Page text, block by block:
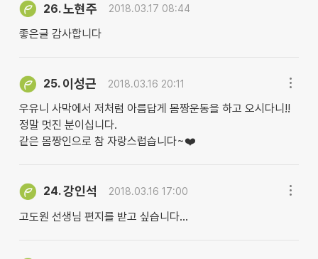
26.노현주 2018.03.17 08:44
좋은글 감사합니다
25. 이성근 2018.03.16 20:11
우유니 사막에서 저처럼 아름답게 몸짱운동을 하고 오시다니!!
정말 멋진 분이십니다.
같은 몸짱인으로 참 자랑스럽습니다~❤️
24.강인석 2018.03.16 17:00
고도원 선생님 편지를 받고 싶습니다...